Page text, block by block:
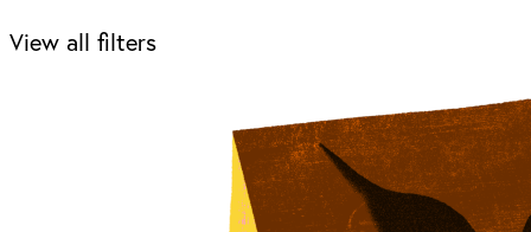
View all filters